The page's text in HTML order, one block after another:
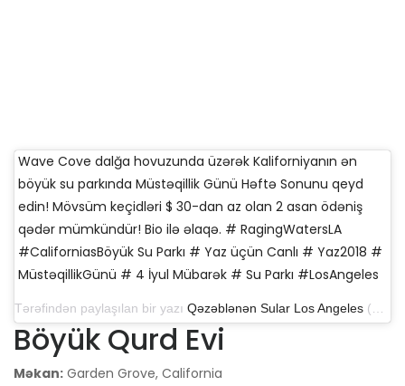
Wave Cove dalğa hovuzunda üzərək Kaliforniyanın ən
böyük su parkında Müstəqillik Günü Həftə Sonunu qeyd
edin! Mövsüm keçidləri $ 30-dan az olan 2 asan ödəniş
qədər mümkündür! Bio ilə əlaqə. # RagingWatersLA
#CaliforniasBöyük Su Parkı # Yaz üçün Canlı # Yaz2018 #
MüstəqillikGünü # 4 İyul Mübarək # Su Parkı #LosAngeles
Tərəfindən paylaşılan bir yazı Qəzəblənən Sular Los Angeles (@ragingwatersla) 30 iyun 2018-ci il, saat 17: 27-də PDT
Böyük Qurd Evi
Məkan: Garden Grove, California